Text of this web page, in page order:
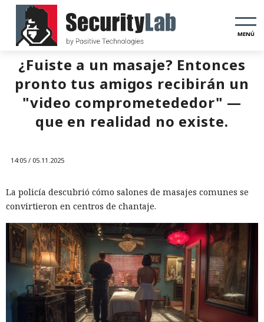
MENÚ
¿Fuiste a un masaje? Entonces
pronto tus amigos recibirán un
"video comprometededor" —
que en realidad no existe.
14:05 / 05.11.2025
La policía descubrió cómo salones de masajes comunes se
convirtieron en centros de chantaje.